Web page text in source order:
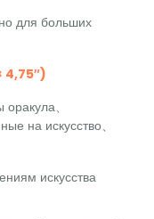
для больших
4,75″)
、
на искусство、
искусства